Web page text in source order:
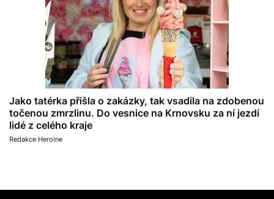
Jako tatérka přišla o zakázky, tak vsadila na zdobenou
točenou zmrzlinu. Do vesnice na Krnovsku za ní jezdí
lidé z celého kraje
Redakce Heroine